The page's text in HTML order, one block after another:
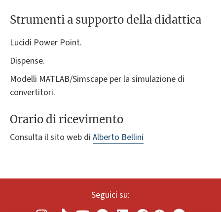
Strumenti a supporto della didattica
Lucidi Power Point.
Dispense.
Modelli MATLAB/Simscape per la simulazione di
convertitori.
Orario di ricevimento
Consulta il sito web di Alberto Bellini
Seguici su: